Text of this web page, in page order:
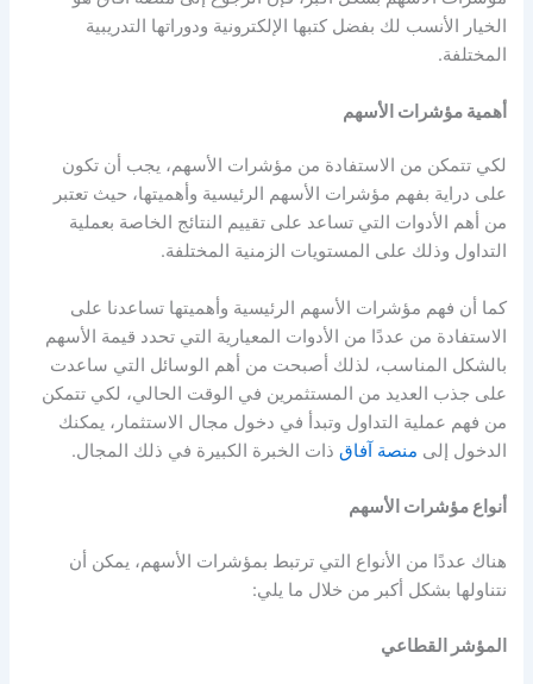
الخيار الأنسب لك بفضل كتبها الإلكترونية ودوراتها التدريبية
المختلفة.
أهميةمؤشرات الأسهم
لكي تتمكن من الاستفادة من مؤشرات الأسهم، يجب أن تكون
على دراية بفهم مؤشرات الأسهم الرئيسية وأهميتها، حيث تعتبر
من أهم الأدوات التي تساعد على تقييم النتائج الخاصة بعملية
التداول وذلك على المستويات الزمنية المختلفة.
كما أن فهم مؤشرات الأسهم الرئيسية وأهميتهاتساعدنا على
الاستفادة من عددًا من الأدوات المعيارية التي تحدد قيمة الأسهم
بالشكل المناسب، لذلك أصبحت من أهم الوسائل التي ساعدت
على جذب العديد من المستثمرين في الوقت الحالي، لكي تتمكن
من فهم عملية التداول وتبدأ في دخول مجال الاستثمار، يمكنك
الدخول إلى منصة آفاقذات الخبرة الكبيرة في ذلك المجال.
أنواعمؤشرات الأسهم
هناك عددًا من الأنواع التي ترتبط بمؤشرات الأسهم، يمكن أن
نتناولها بشكل أكبر من خلال ما يلي:
المؤشر القطاعي